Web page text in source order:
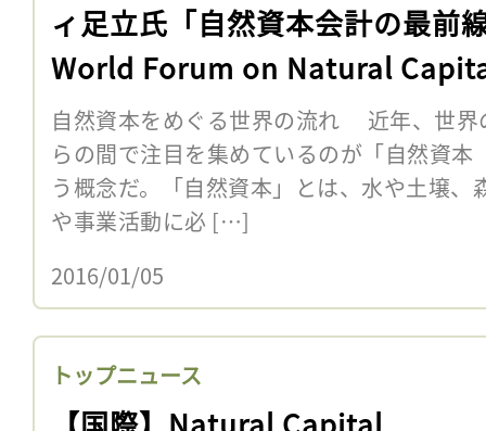
ィ足立氏「自然資本会計の最前
World Forum on Natural
2015～」
自然資本をめぐる世界の流れ 近年、世界
らの間で注目を集めているのが「自然資
う概念だ。「自然資本」とは、水や土壌、
や事業活動に必 […]
2016/01/05
トップニュース
【国際】Natural Capital